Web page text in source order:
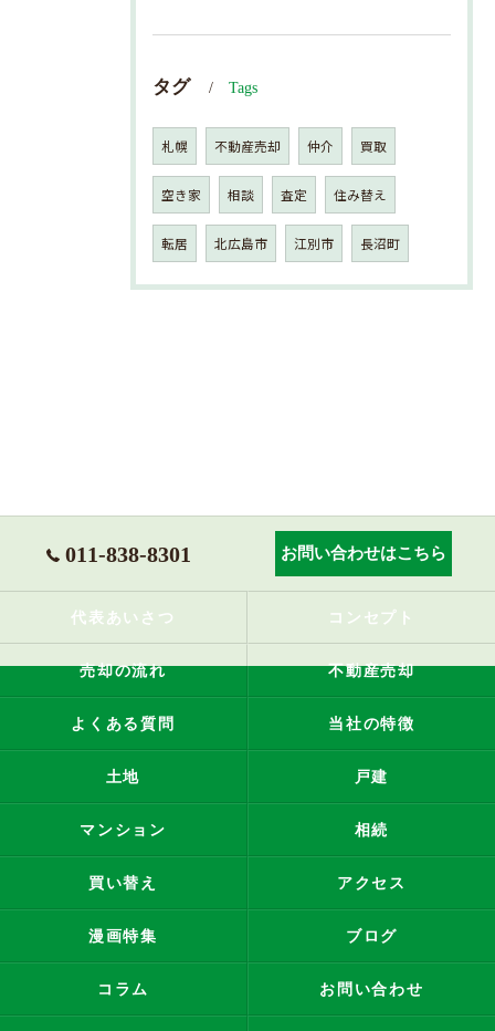
タグ Tags
札幌 不動産売却 仲介 買取
空き家 相談 査定 住み替え
転居 北広島市 江別市 長沼町
011-838-8301 お問い合わせはこちら
代表あいさつ コンセプト
売却の流れ 不動産売却
よくある質問 当社の特徴
土地 戸建
マンション 相続
買い替え アクセス
漫画特集 ブログ
コラム お問い合わせ